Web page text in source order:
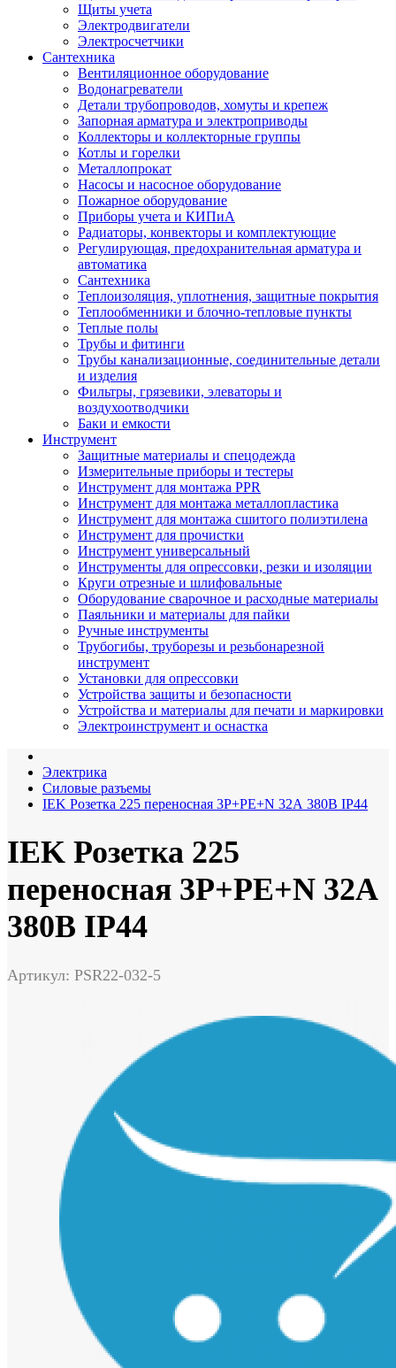
Щиты учета
Электродвигатели
Электросчетчики
Сантехника
Вентиляционное оборудование
Водонагреватели
Детали трубопроводов, хомуты и крепеж
Запорная арматура и электроприводы
Коллекторы и коллекторные группы
Котлы и горелки
Металлопрокат
Насосы и насосное оборудование
Пожарное оборудование
Приборы учета и КИПиА
Радиаторы, конвекторы и комплектующие
Регулирующая, предохранительная арматура и
автоматика
Сантехника
Теплоизоляция, уплотнения, защитные покрытия
Теплообменники и блочно-тепловые пункты
Теплые полы
Трубы и фитинги
Трубы канализационные, соединительные детали
и изделия
Фильтры, грязевики, элеваторы и
воздухоотводчики
Баки и емкости
Инструмент
Защитные материалы и спецодежда
Измерительные приборы и тестеры
Инструмент для монтажа PPR
Инструмент для монтажа металлопластика
Инструмент для монтажа сшитого полиэтилена
Инструмент для прочистки
Инструмент универсальный
Инструменты для опрессовки, резки и изоляции
Круги отрезные и шлифовальные
Оборудование сварочное и расходные материалы
Паяльники и материалы для пайки
Ручные инструменты
Трубогибы, труборезы и резьбонарезной
инструмент
Установки для опрессовки
Устройства защиты и безопасности
Устройства и материалы для печати и маркировки
Электроинструмент и оснастка
Электрика
Силовые разъемы
IEK Розетка 225 переносная 3Р+РЕ+N 32А 380В IP44
IEK Розетка 225
переносная 3Р+РЕ+N 32А
380В IP44
Артикул: PSR22-032-5